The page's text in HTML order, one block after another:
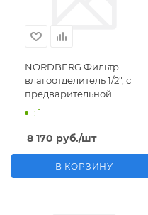
NORDBERG Фильтр
влагоотделитель 1/2", с
предварительной
фильтрацией
: 1
8 170 руб./шт
В КОРЗИНУ